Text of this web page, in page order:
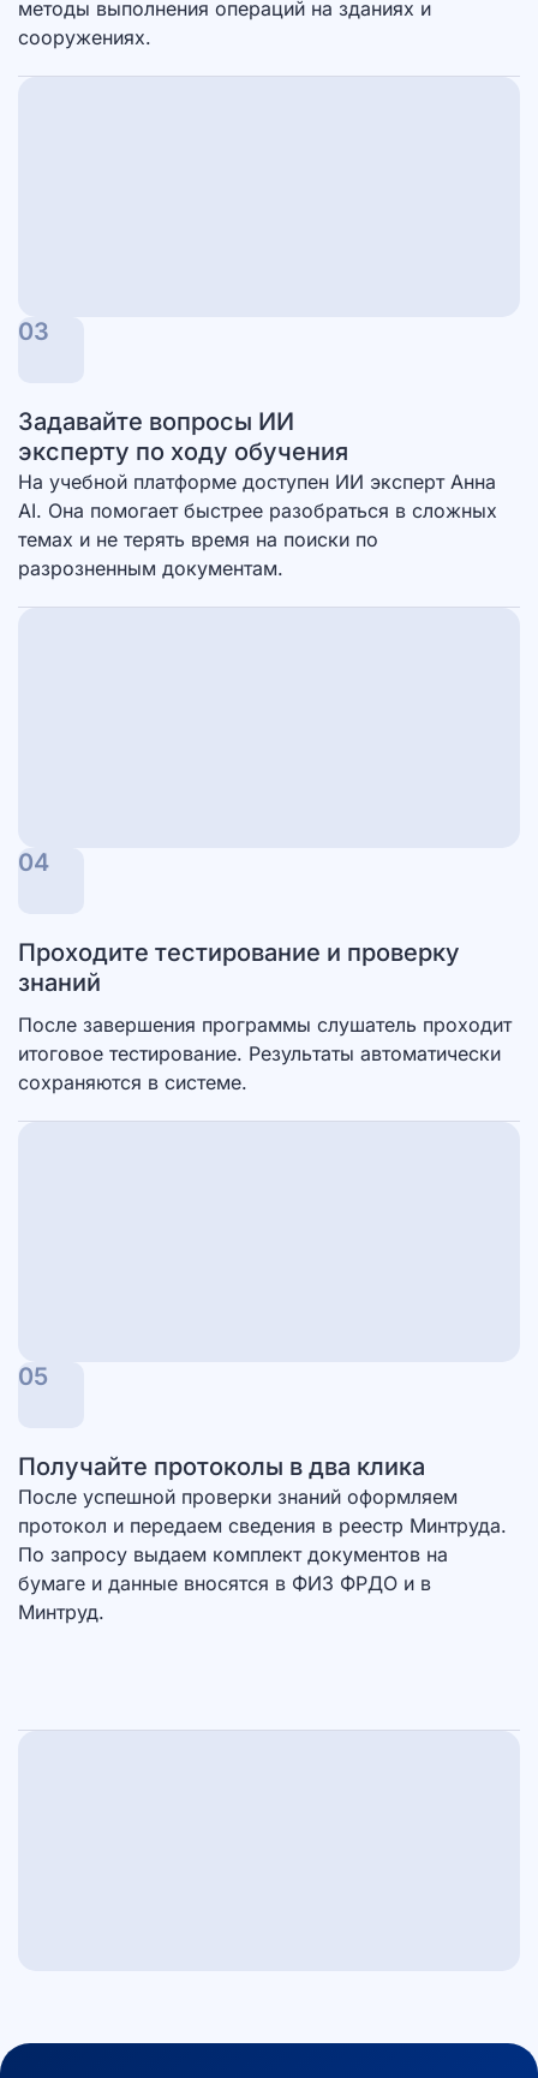
методы выполнения операций на зданиях и
сооружениях.
03
Задавайте вопросы ИИ
эксперту по ходу обучения
На учебной платформе доступен ИИ эксперт Анна
AI. Она помогает быстрее разобраться в сложных
темах и не терять время на поиски по
разрозненным документам.
04
Проходите тестирование и проверку
знаний
После завершения программы слушатель проходит
итоговое тестирование. Результаты автоматически
сохраняются в системе.
05
Получайте протоколы в два клика
После успешной проверки знаний оформляем
протокол и передаем сведения в реестр Минтруда.
По запросу выдаем комплект документов на
бумаге и данные вносятся в ФИЗ ФРДО и в
Минтруд.